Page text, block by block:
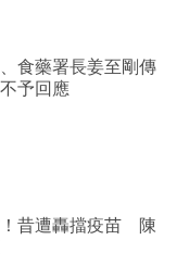
食藥署長姜至剛傳
予回應
昔遭轟擋疫苗 陳